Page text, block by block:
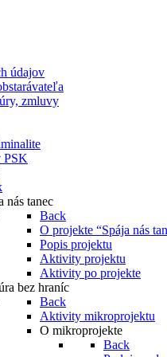
údajov
zmluvy
PSK
nás tanec
Back
O projekte “Spája nás
Popis projektu
Aktivity projektu
Aktivity po projekte
bez hraníc
Back
Aktivity mikroprojektu
O mikroprojekte
Back